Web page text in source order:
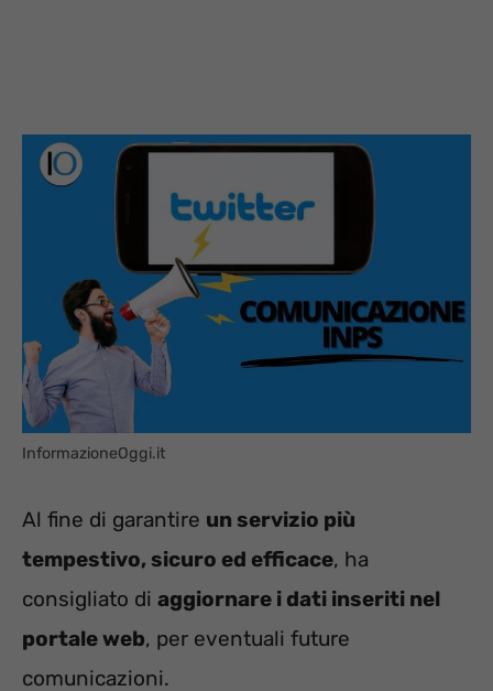
InformazioneOggi.it
Al fine di garantire un servizio più
tempestivo, sicuro ed efficace, ha
consigliato di aggiornare i dati inseriti nel
portale web, per eventuali future
comunicazioni.